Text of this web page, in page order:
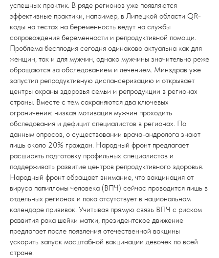
успешных практик. В ряде регионов уже появляются
эффективные практики, например, в Липецкой области QR-
коды на тестах на беременность ведут на службы
сопровождения беременности и репродуктивной помощи.
Проблема бесплодия сегодня одинаково актуальна как для
женщин, так и для мужчин, однако мужчины значительно реже
обращаются за обследованием и лечением. Минздрав уже
запустил репродуктивную диспансеризацию и открывает
центры охраны здоровья семьи и репродукции в регионах
страны. Вместе с тем сохраняются два ключевых
ограничения: низкая мотивация мужчин проходить
обследования и дефицит специалистов в регионах. По
данным опросов, о существовании врача-андролога знают
лишь около 20% граждан. Народный фронт предлагает
расширять подготовку профильных специалистов и
поддерживать развитие центров репродуктивного здоровья.
Народный фронт обращает внимание, что вакцинация от
вируса папилломы человека (ВПЧ) сейчас проводится лишь в
отдельных регионах и пока отсутствует в национальном
календаре прививок. Учитывая прямую связь ВПЧ с риском
развития рака шейки матки, президентское движение
предлагает после появления отечественной вакцины
ускорить запуск масштабной вакцинации девочек по всей
стране.